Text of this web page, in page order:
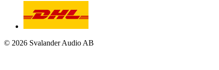
© 2026 Svalander Audio AB